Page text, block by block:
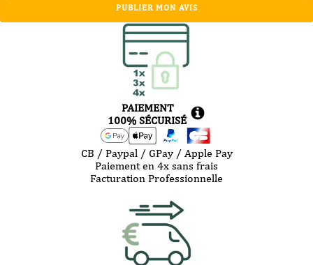
PUBLIER MON AVIS
PAIEMENT
100% SÉCURISÉ
CB / Paypal / GPay / Apple Pay
Paiement en 4x sans frais
Facturation Professionnelle